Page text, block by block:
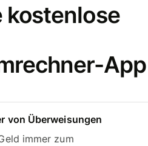
kostenlose
App
von Überweisungen
immer zum